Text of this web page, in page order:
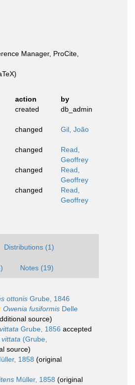
Manager, ProCite,
action
by
created db_admin
changed Gil, João
changed
Read,
Geoffrey
changed
Read,
Geoffrey
changed
Read,
Geoffrey
Distributions (1)
Notes (19)
ottonis Grube, 1846
Owenia fusiformis Delle
source)
Grube, 1856 accepted
(Grube,
source)
1858 (original
Müller, 1858 (original